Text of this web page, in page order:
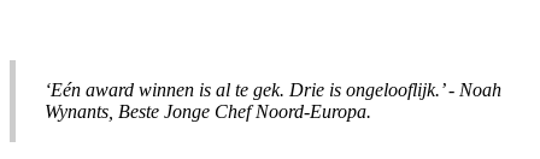
‘Eén award winnen is al te gek. Drie is ongelooflijk.’ - Noah
Wynants, Beste Jonge Chef Noord-Europa.